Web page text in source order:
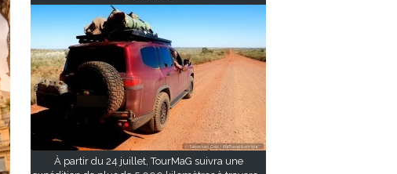
À partir du 24 juillet, TourMaG suivra une